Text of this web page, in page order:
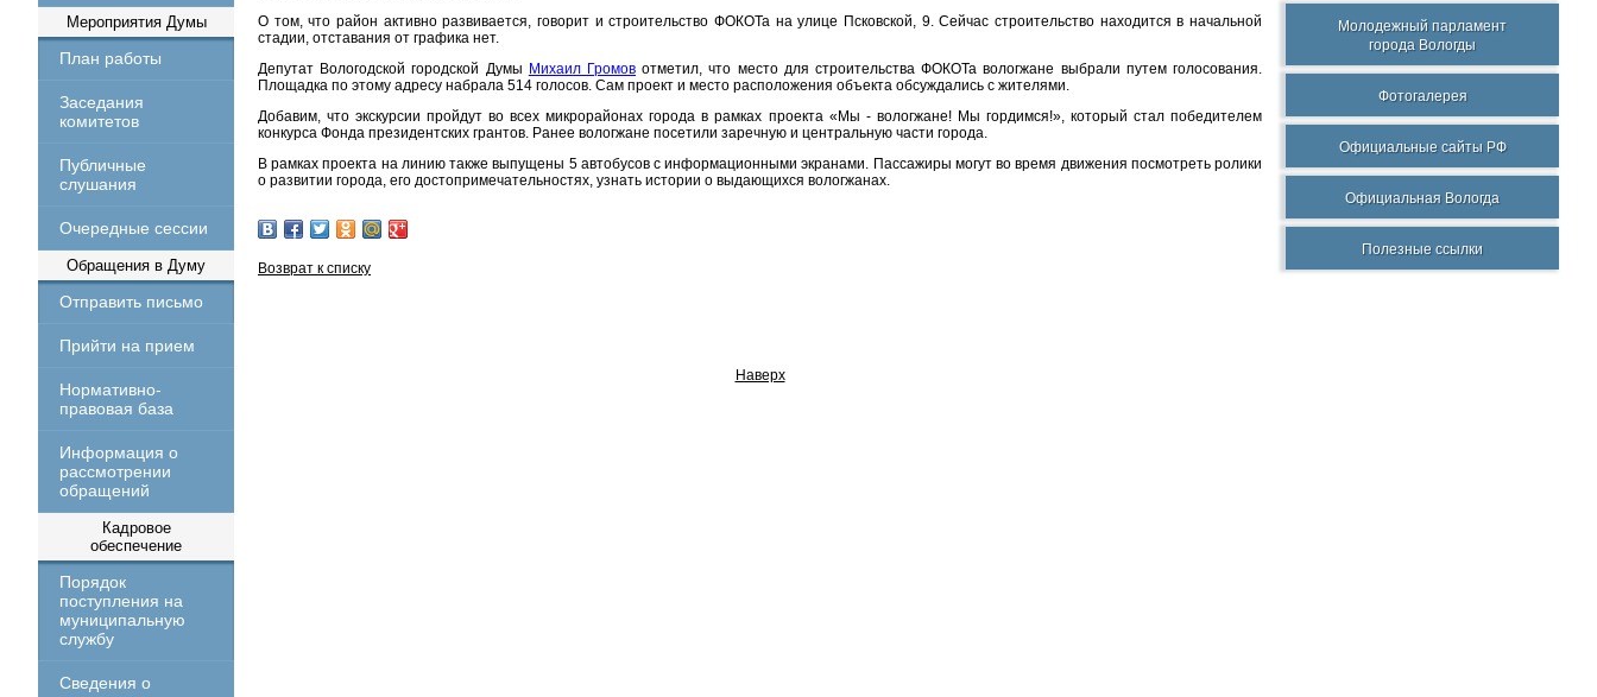
Мероприятия Думы
План работы
Заседания
комитетов
Публичные
слушания
Очередные сессии
Обращения в Думу
Отправить письмо
Прийти на прием
Нормативно-
правовая база
Информация о
рассмотрении
обращений
Кадровое
обеспечение
Порядок
поступления на
муниципальную
службу
Сведения о
О том, что район активно развивается, говорит и строительство ФОКОТа на улице Псковской, 9. Сейчас строительство находится в начальной
стадии, отставания от графика нет.
Депутат Вологодской городской Думы Михаил Громов отметил, что место для строительства ФОКОТа вологжане выбрали путем голосования.
Площадка по этому адресу набрала 514 голосов. Сам проект и место расположения объекта обсуждались с жителями.
Добавим, что экскурсии пройдут во всех микрорайонах города в рамках проекта «Мы - вологжане! Мы гордимся!», который стал победителем
конкурса Фонда президентских грантов. Ранее вологжане посетили заречную и центральную части города.
В рамках проекта на линию также выпущены 5 автобусов с информационными экранами. Пассажиры могут во время движения посмотреть ролики
о развитии города, его достопримечательностях, узнать истории о выдающихся вологжанах.
Возврат к списку
Наверх
Молодежный парламент
города Вологды
Фотогалерея
Официальные сайты РФ
Официальная Вологда
Полезные ссылки